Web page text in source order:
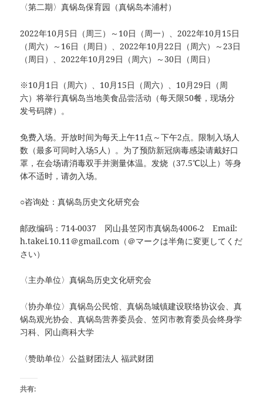
〈第二期〉真锅岛保育园（真锅岛本浦村）
2022年10月5日（周三）～10日（周一）、2022年10月15日
（周六）～16日（周日）、2022年10月22日（周六）～23日
（周日）、2022年10月29日（周六）～30日（周日）
※10月1日（周六）、10月15日（周六）、10月29日（周
六）将举行真锅岛当地美食品尝活动（每天限50餐，现场分
发号码牌）。
免费入场。开放时间为每天上午11点～下午2点。限制入场人
数（最多可同时入场5人）。为了预防新冠病毒感染请戴好口
罩，在会场请消毒双手并测量体温。发烧（37.5℃以上）等身
体不适时，请勿入场。
○咨询处：真锅岛历史文化研究会
邮政编码：714-0037 冈山县笠冈市真锅岛4006-2 Email:
h.takei.10.11＠gmail.com（＠マークは半角に変更してくだ
さい）
〈主办单位〉真锅岛历史文化研究会
〈协办单位〉真锅岛公民馆、真锅岛城镇建设联络协议会、真
锅岛观光协会、真锅岛营养委员会、笠冈市教育委员会终身学
习科、冈山商科大学
〈赞助单位〉公益财团法人 福武财团
共有: